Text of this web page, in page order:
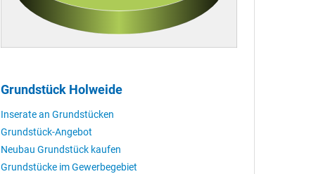
Grundstück Holweide
Inserate an Grundstücken
Grundstück-Angebot
Neubau Grundstück kaufen
Grundstücke im Gewerbegebiet